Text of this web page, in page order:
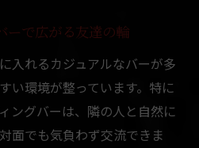
ーで広がる友達の輪
入れるカジュアルなバーが多
い環境が整っています。特に
ングバーは、隣の人と自然に
面でも気負わず交流できま